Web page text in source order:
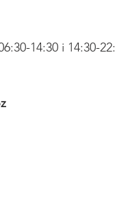
14:30 i 14:30-